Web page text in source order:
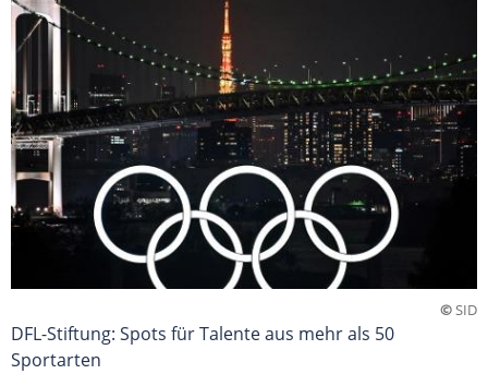
©SID
DFL-Stiftung: Spots für Talente aus mehr als 50
Sportarten